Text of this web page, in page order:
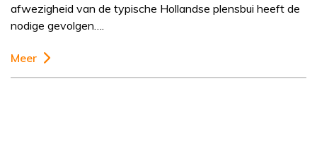
afwezigheid van de typische Hollandse plensbui heeft de
nodige gevolgen….
Meer